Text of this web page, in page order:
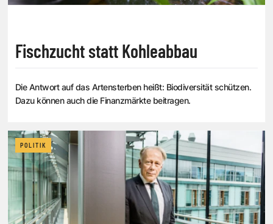
Fischzucht statt Kohleabbau
Die Antwort auf das Artensterben heißt: Biodiversität schützen.
Dazu können auch die Finanzmärkte beitragen.
POLITIK